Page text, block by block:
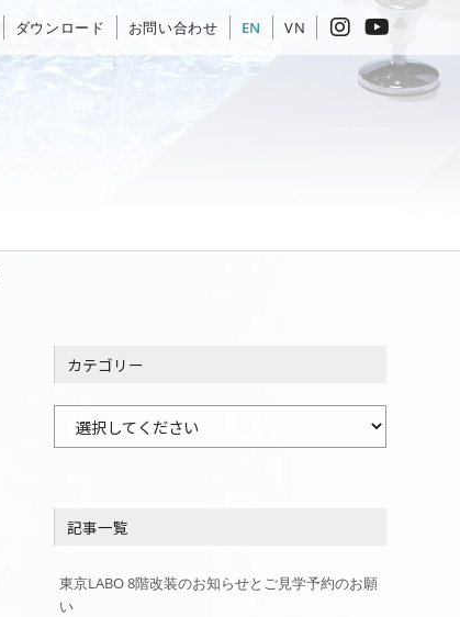
ダウンロード お問い合わせ EN VN
カテゴリー
テ
リ
ー記事一覧
東京LABO 8階改装のお知らせとご見学予約のお願
い